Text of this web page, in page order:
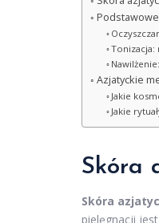
Tonizacja:
Azjatyckie
Jakie
Jakie
Skóra
Skóra
pielęgnacji jest